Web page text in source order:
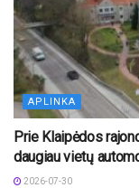
APLINKA
Prie Klaipėdos
daugiau vietų
2026-07-30